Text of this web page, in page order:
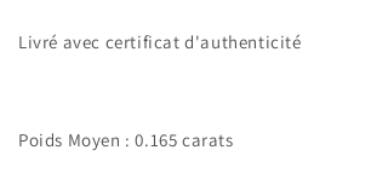
Livré avec certificat d'authenticité
Poids Moyen : 0.165 carats